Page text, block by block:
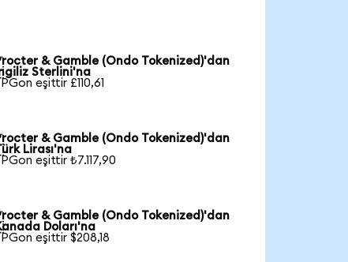
& Gamble (Ondo Tokenized)'dan
Sterlini'na
PGon eşittir £110,61
& Gamble (Ondo Tokenized)'dan
Lirası'na
PGon eşittir ₺7.117,90
& Gamble (Ondo Tokenized)'dan
Doları'na
PGon eşittir $208,18